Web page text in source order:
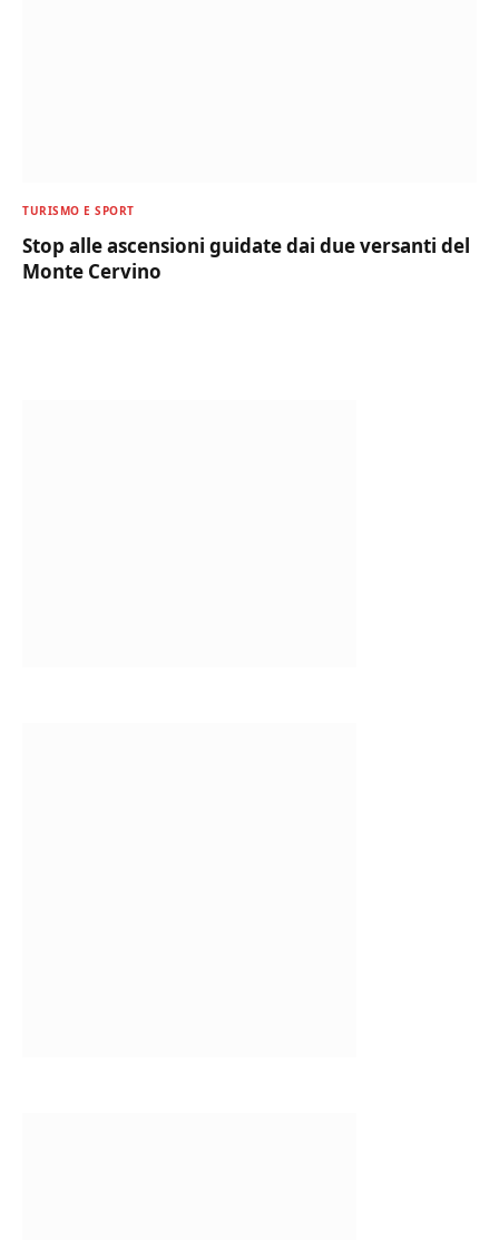
TURISMO E SPORT
Stop alle ascensioni guidate dai due versanti del
Monte Cervino